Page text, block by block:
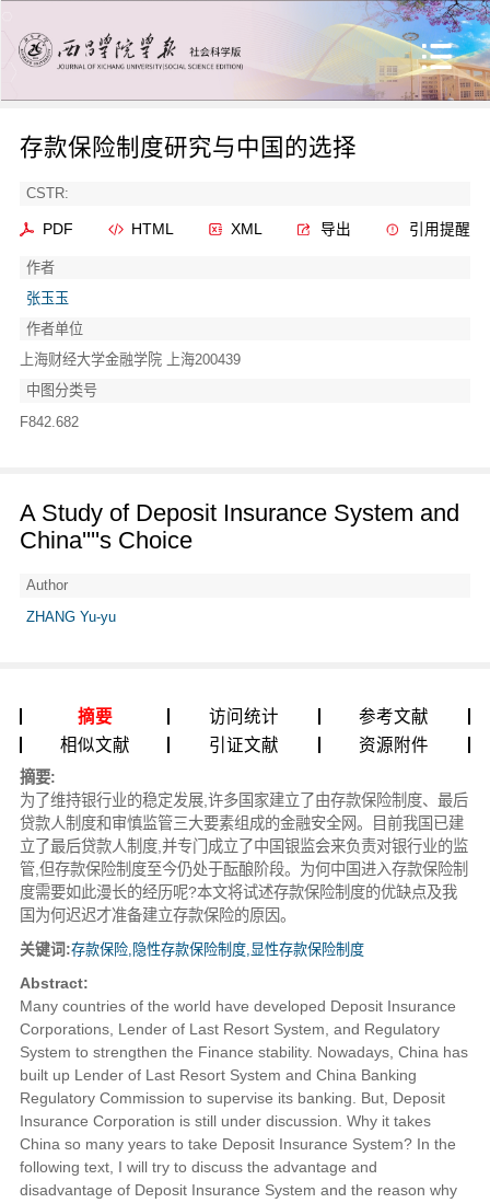
存款保险制度研究与中国的选择
CSTR:
PDF HTML XML 导出 引用提醒
作者
张玉玉
作者单位
上海财经大学金融学院 上海200439
中图分类号
F842.682
A Study of Deposit Insurance System and
China''''s Choice
Author
ZHANG Yu-yu
摘要 访问统计
参考文献
相似文献
引证文献 资源附件
摘要:
为了维持银行业的稳定发展,许多国家建立了由存款保险制度、最后
贷款人制度和审慎监管三大要素组成的金融安全网。目前我国已建
立了最后贷款人制度,并专门成立了中国银监会来负责对银行业的监
管,但存款保险制度至今仍处于酝酿阶段。为何中国进入存款保险制
度需要如此漫长的经历呢?本文将试述存款保险制度的优缺点及我
国为何迟迟才准备建立存款保险的原因。
关键词:存款保险,隐性存款保险制度,显性存款保险制度
Abstract:
Many countries of the world have developed Deposit Insurance
Corporations, Lender of Last Resort System, and Regulatory
System to strengthen the Finance stability. Nowadays, China has
built up Lender of Last Resort System and China Banking
Regulatory Commission to supervise its banking. But, Deposit
Insurance Corporation is still under discussion. Why it takes
China so many years to take Deposit Insurance System? In the
following text, I will try to discuss the advantage and
disadvantage of Deposit Insurance System and the reason why